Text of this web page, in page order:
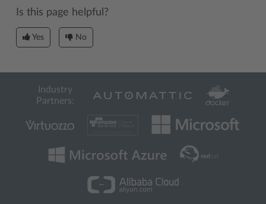
Is this page helpful?
Yes No
Industry
Partners: